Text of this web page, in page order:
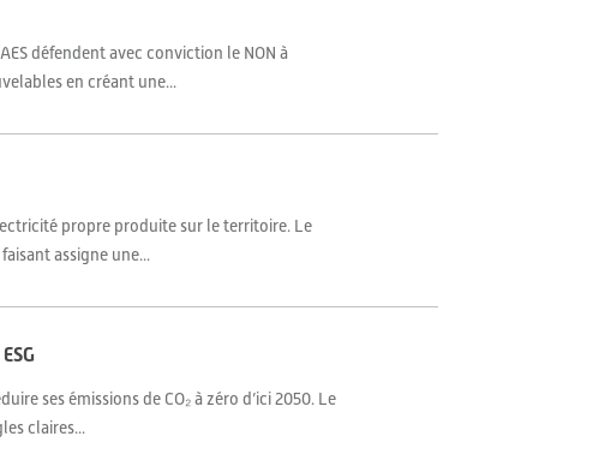
défendent avec conviction le NON à
en créant une...
propre produite sur le territoire. Le
assigne une...
ses émissions de CO₂ à zéro d’ici 2050. Le
claires...